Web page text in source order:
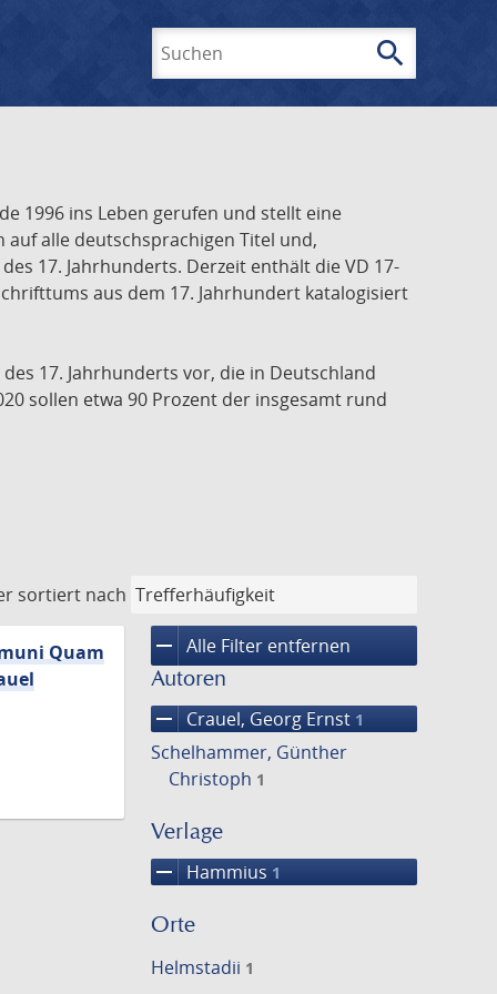
search
1996 ins Leben gerufen und stellt eine
alle deutschsprachigen Titel und,
17. Jahrhunderts. Derzeit enthält die VD 17-
aus dem 17. Jahrhundert katalogisiert
17. Jahrhunderts vor, die in Deutschland
sollen etwa 90 Prozent der insgesamt rund
sortiert nach
remove Alle Filter entfernen
Autoren
remove Crauel, Georg Ernst 1
Schelhammer, Günther
Christoph 1
Verlage
remove Hammius 1
Orte
Helmstadii 1
Quam